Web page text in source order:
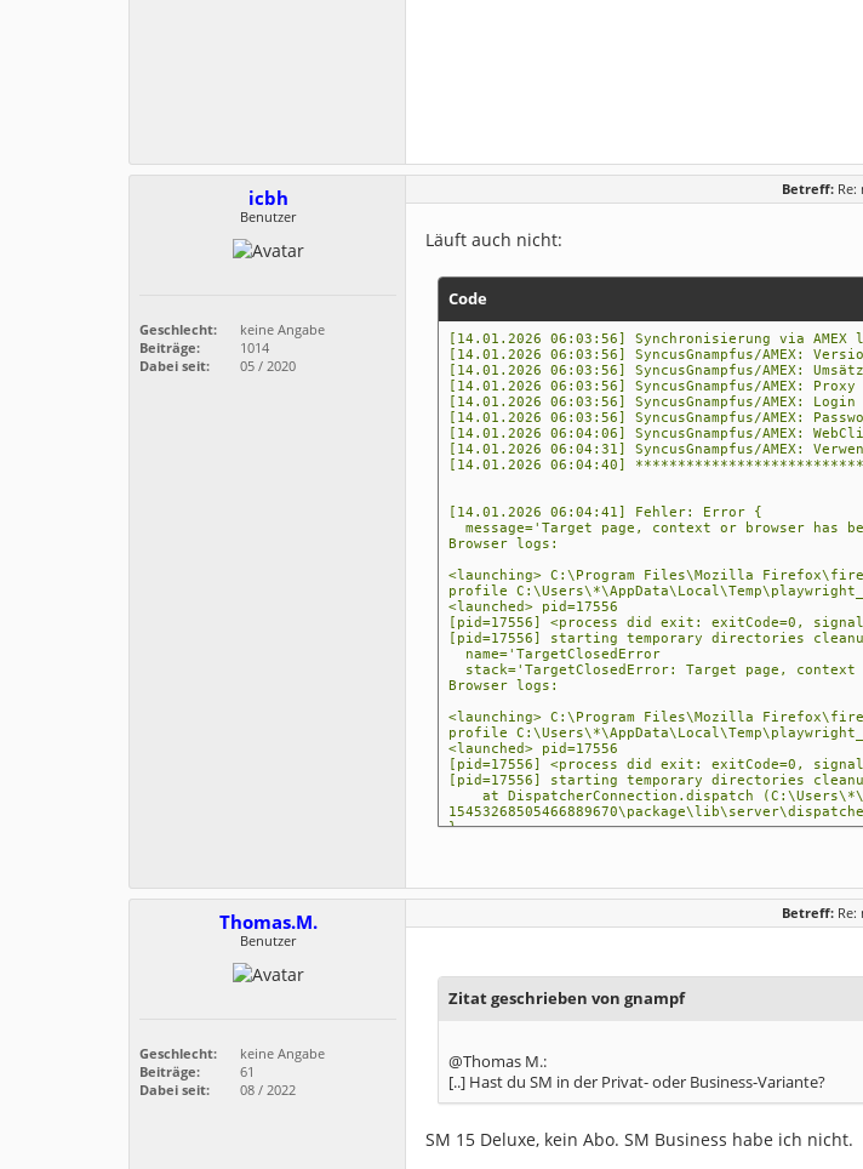
icbh
Benutzer
Geschlecht:
keine Angabe
Beiträge:
1014
Dabei seit:
05 / 2020
Betreff: Re:
Läuft auch nicht:
Code
[14.01.2026 06:03:56] Synchronisierung via AMEX
[14.01.2026 06:03:56] SyncusGnampfus/AMEX:
[14.01.2026 06:03:56] SyncusGnampfus/AMEX:
[14.01.2026 06:03:56] SyncusGnampfus/AMEX:
[14.01.2026 06:03:56] SyncusGnampfus/AMEX:
[14.01.2026 06:03:56] SyncusGnampfus/AMEX:
[14.01.2026 06:04:06] SyncusGnampfus/AMEX:
[14.01.2026 06:04:31] SyncusGnampfus/AMEX:
[14.01.2026 06:04:40]
[14.01.2026 06:04:41] Fehler: Error {
message='Target page, context or browser has
Browser logs:
<launching> C:\Program Files\Mozilla
profile
<launched> pid=17556
[pid=17556] <process did exit: exitCode=0,
[pid=17556] starting temporary directories
name='TargetClosedError
stack='TargetClosedError: Target page, context
Browser logs:
<launching> C:\Program Files\Mozilla
profile
<launched> pid=17556
[pid=17556] <process did exit: exitCode=0,
[pid=17556] starting temporary directories
at DispatcherConnection.dispatch
}
- - <launched> pid=17556
- - [pid=17556] <process did exit: exitCode=0,
- - [pid=17556] starting temporary directories
Thomas.M.
Benutzer
Geschlecht:
keine Angabe
Beiträge:
61
Dabei seit:
08 / 2022
Betreff: Re:
Zitat geschrieben von gnampf
@Thomas M.:
[..] Hast du SM in der Privat- oder Business-Variante?
SM 15 Deluxe, kein Abo. SM Business habe ich nicht.